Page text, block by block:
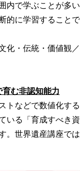
内で学ぶことが多
的に学習すること
化・伝統・価値観
む非認知能力
トなどで数値化す
いる「育成すべき
。世界遺産講座で